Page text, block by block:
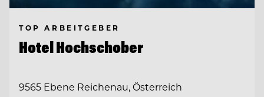
TOP ARBEITGEBER
Hotel Hochschober
9565 Ebene Reichenau, Österreich